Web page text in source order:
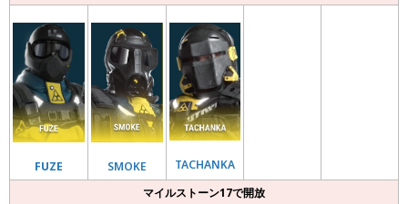
FUZE SMOKE
TACHANKA
マイルストーン17で開放